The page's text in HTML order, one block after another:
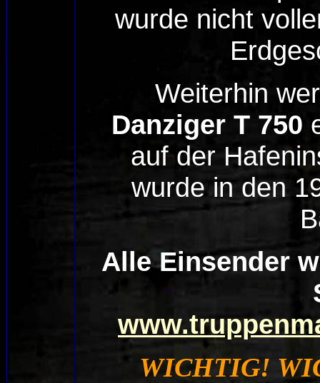
wurde nicht
Weiterhin
Danziger T 750
auf der
wurde in den
Alle Einsender
WICHTIG!